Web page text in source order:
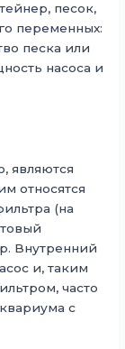
песок,
переменных:
песка или
насоса и
являются
относятся
(на
Внутренний
и, таким
часто
с